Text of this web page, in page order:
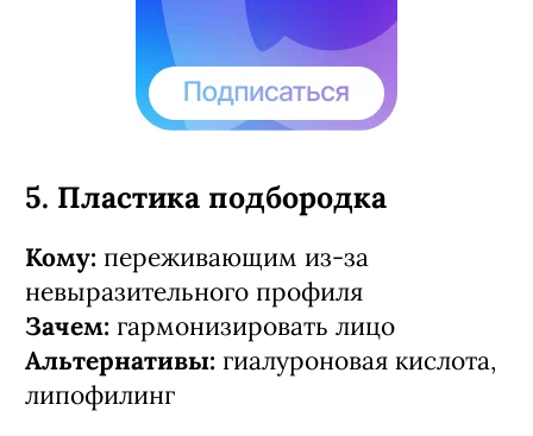
5. Пластика подбородка
Кому: переживающим из-за
невыразительного профиля
Зачем: гармонизировать лицо
Альтернативы: гиалуроновая кислота,
липофилинг